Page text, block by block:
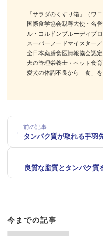
『サラダのくすり箱』（ワ
国際食学協会親善大使・名
ル・コルドンブルーディプ
スーパーフードマイスター
全日本薬膳食医情報協会認
犬の管理栄養士・ペット食
愛犬の体調不良から「食」
← 前の記事
タンパク質が取れる手羽
良質な脂質とタンパク質
今までの記事